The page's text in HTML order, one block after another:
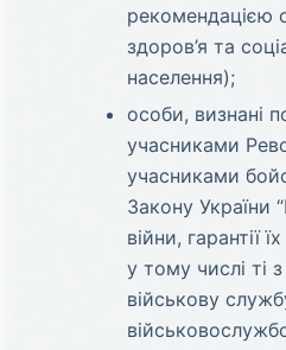
рекомендацією
здоров’я та
населення);
особи, визнані
учасниками
учасниками
Закону України
війни, гарантії
у тому числі ті
військову